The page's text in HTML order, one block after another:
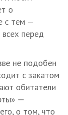
о
с тем —
перед
не подобен
с закатом
обитатели
—
о том, что